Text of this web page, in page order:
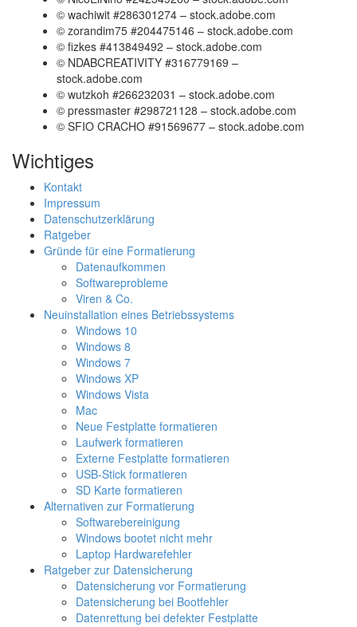
© wachiwit #286301274 – stock.adobe.com
© zorandim75 #204475146 – stock.adobe.com
© fizkes #413849492 – stock.adobe.com
© NDABCREATIVITY #316779169 –
stock.adobe.com
© wutzkoh #266232031 – stock.adobe.com
© pressmaster #298721128 – stock.adobe.com
© SFIO CRACHO #91569677 – stock.adobe.com
Wichtiges
Kontakt
Impressum
Datenschutzerklärung
Ratgeber
Gründe für eine Formatierung
Datenaufkommen
Softwareprobleme
Viren & Co.
Neuinstallation eines Betriebssystems
Windows 10
Windows 8
Windows 7
Windows XP
Windows Vista
Mac
Neue Festplatte formatieren
Laufwerk formatieren
Externe Festplatte formatieren
USB-Stick formatieren
SD Karte formatieren
Alternativen zur Formatierung
Softwarebereinigung
Windows bootet nicht mehr
Laptop Hardwarefehler
Ratgeber zur Datensicherung
Datensicherung vor Formatierung
Datensicherung bei Bootfehler
Datenrettung bei defekter Festplatte